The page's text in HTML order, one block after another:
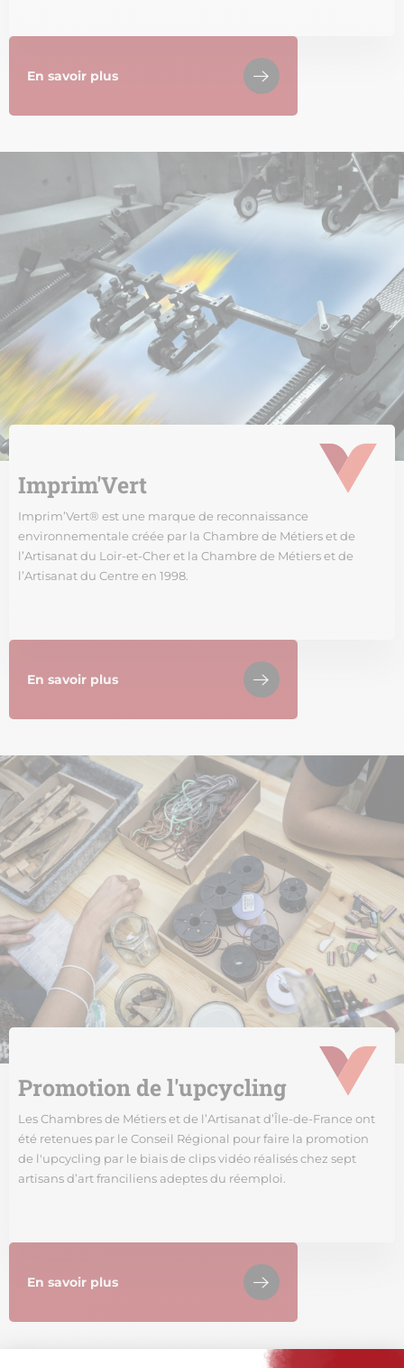
En savoir plus
Imprim'Vert
Imprim’Vert® est une marque de reconnaissance
environnementale créée par la Chambre de Métiers et de
l’Artisanat du Loir-et-Cher et la Chambre de Métiers et de
l’Artisanat du Centre en 1998.
En savoir plus
Promotion de l'upcycling
Les Chambres de Métiers et de l’Artisanat d’Île-de-France ont
été retenues par le Conseil Régional pour faire la promotion
de l'upcycling par le biais de clips vidéo réalisés chez sept
artisans d’art franciliens adeptes du réemploi.
En savoir plus